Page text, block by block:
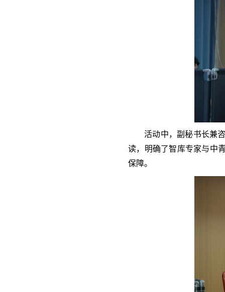
活动中，副秘书长兼
读，明确了智库专家与中
保障。